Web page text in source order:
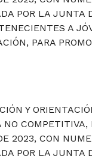
POR LA JUNTA
A
PARA
Y
COMPETITIVA,
2023, CON
POR LA JUNTA